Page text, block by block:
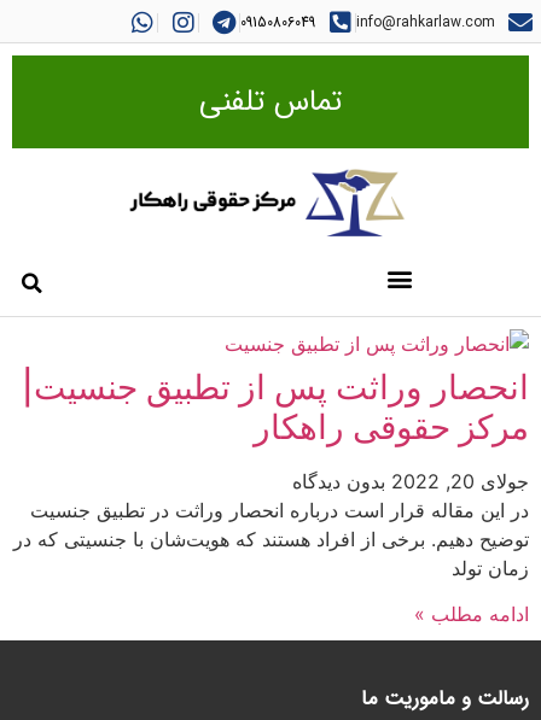
info@rahkarlaw.com
09150806049
تماس تلفنی
انحصار وراثت پس از تطبیق جنسیت|
مرکز حقوقی راهکار
جولای 20, 2022
بدون دیدگاه
در این مقاله قرار است درباره انحصار وراثت در تطبیق جنسیت
توضیح دهیم. برخی از افراد هستند که هویت‌شان با جنسیتی که در
زمان تولد
ادامه مطلب »
رسالت و ماموریت ما